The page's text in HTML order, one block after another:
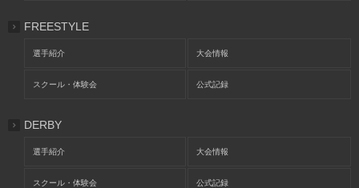
FREESTYLE
選手紹介 大会情報
スクール・体験会 公式記録
DERBY
選手紹介 大会情報
スクール・体験会 公式記録